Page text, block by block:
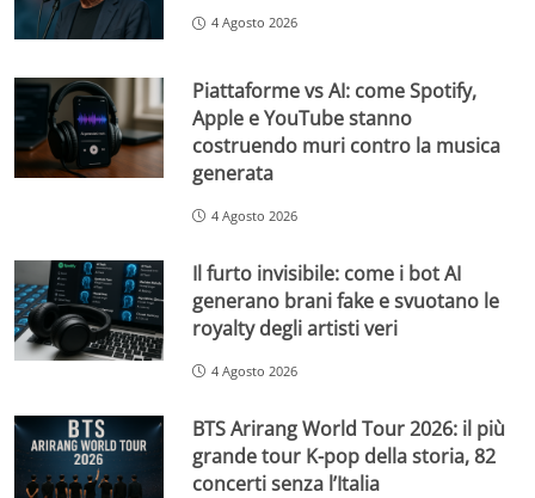
4 Agosto 2026
Piattaforme vs AI: come Spotify,
Apple e YouTube stanno
costruendo muri contro la musica
generata
4 Agosto 2026
Il furto invisibile: come i bot AI
generano brani fake e svuotano le
royalty degli artisti veri
4 Agosto 2026
BTS Arirang World Tour 2026: il più
grande tour K-pop della storia, 82
concerti senza l’Italia